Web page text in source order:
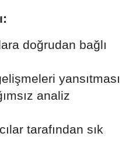
doğrudan bağlı
yansıtması
analiz
tarafından sık